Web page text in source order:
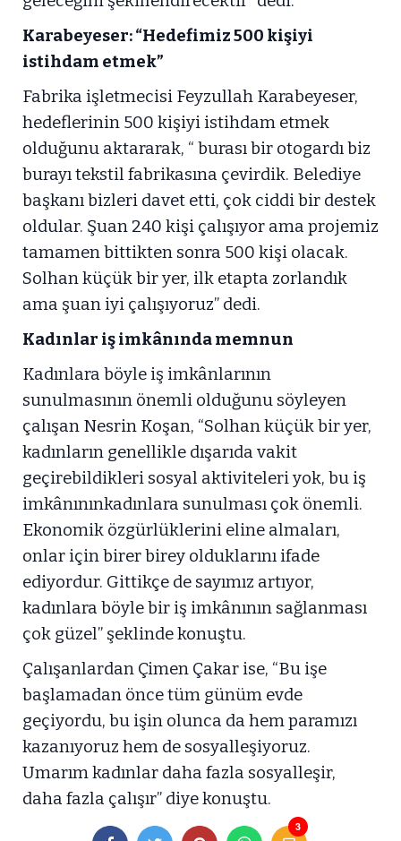
Karabeyeser: “Hedefimiz 500 kişiyi
istihdam etmek”
Fabrika işletmecisi Feyzullah Karabeyeser,
hedeflerinin 500 kişiyi istihdam etmek
olduğunu aktararak, “ burası bir otogardı biz
burayı tekstil fabrikasına çevirdik. Belediye
başkanı bizleri davet etti, çok ciddi bir destek
oldular. Şuan 240 kişi çalışıyor ama projemiz
tamamen bittikten sonra 500 kişi olacak.
Solhan küçük bir yer, ilk etapta zorlandık
ama şuan iyi çalışıyoruz” dedi.
Kadınlar iş imkânında memnun
Kadınlara böyle iş imkânlarının
sunulmasının önemli olduğunu söyleyen
çalışan Nesrin Koşan, “Solhan küçük bir yer,
kadınların genellikle dışarıda vakit
geçirebildikleri sosyal aktiviteleri yok, bu iş
imkânınınkadınlara sunulması çok önemli.
Ekonomik özgürlüklerini eline almaları,
onlar için birer birey olduklarını ifade
ediyordur. Gittikçe de sayımız artıyor,
kadınlara böyle bir iş imkânının sağlanması
çok güzel” şeklinde konuştu.
Çalışanlardan Çimen Çakar ise, “Bu işe
başlamadan önce tüm günüm evde
geçiyordu, bu işin olunca da hem paramızı
kazanıyoruz hem de sosyalleşiyoruz.
Umarım kadınlar daha fazla sosyalleşir,
daha fazla çalışır” diye konuştu.
3